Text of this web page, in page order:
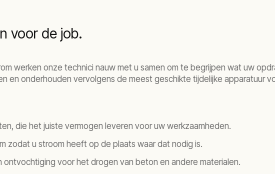
voor de job.
werken onze technici nauw met u samen om te begrijpen wat uw
en onderhouden vervolgens de meest geschikte tijdelijke apparatuur
die het juiste vermogen leveren voor uw werkzaamheden.
zodat u stroom heeft op de plaats waar dat nodig is.
ontvochtiging voor het drogen van beton en andere materialen.